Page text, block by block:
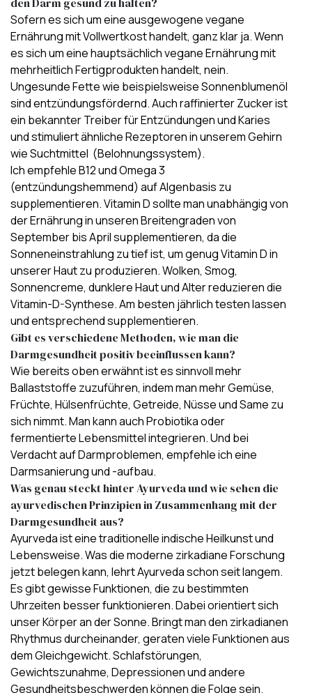
Sofern es sich um eine ausgewogene vegane
Ernährung mit Vollwertkost handelt, ganz klar ja. Wenn
es sich um eine hauptsächlich vegane Ernährung mit
mehrheitlich Fertigprodukten handelt, nein.
Ungesunde Fette wie beispielsweise Sonnenblumenöl
sind entzündungsfördernd. Auch raffinierter Zucker ist
ein bekannter Treiber für Entzündungen und Karies
und stimuliert ähnliche Rezeptoren in unserem Gehirn
wie Suchtmittel (Belohnungssystem).
Ich empfehle B12 und Omega 3
(entzündungshemmend) auf Algenbasis zu
supplementieren. Vitamin D sollte man unabhängig von
der Ernährung in unseren Breitengraden von
September bis April supplementieren, da die
Sonneneinstrahlung zu tief ist, um genug Vitamin D in
unserer Haut zu produzieren. Wolken, Smog,
Sonnencreme, dunklere Haut und Alter reduzieren die
Vitamin-D-Synthese. Am besten jährlich testen lassen
und entsprechend supplementieren.
Gibt es verschiedene Methoden, wie man die
Darmgesundheit positiv beeinflussen kann?
Wie bereits oben erwähnt ist es sinnvoll mehr
Ballaststoffe zuzuführen, indem man mehr Gemüse,
Früchte, Hülsenfrüchte, Getreide, Nüsse und Same zu
sich nimmt. Man kann auch Probiotika oder
fermentierte Lebensmittel integrieren. Und bei
Verdacht auf Darmproblemen, empfehle ich eine
Darmsanierung und -aufbau.
Was genau steckt hinter Ayurveda und wie sehen die
ayurvedischen Prinzipien in Zusammenhang mit der
Darmgesundheit aus?
Ayurveda ist eine traditionelle indische Heilkunst und
Lebensweise. Was die moderne zirkadiane Forschung
jetzt belegen kann, lehrt Ayurveda schon seit langem.
Es gibt gewisse Funktionen, die zu bestimmten
Uhrzeiten besser funktionieren. Dabei orientiert sich
unser Körper an der Sonne. Bringt man den zirkadianen
Rhythmus durcheinander, geraten viele Funktionen aus
dem Gleichgewicht. Schlafstörungen,
Gewichtszunahme, Depressionen und andere
Gesundheitsbeschwerden können die Folge sein.